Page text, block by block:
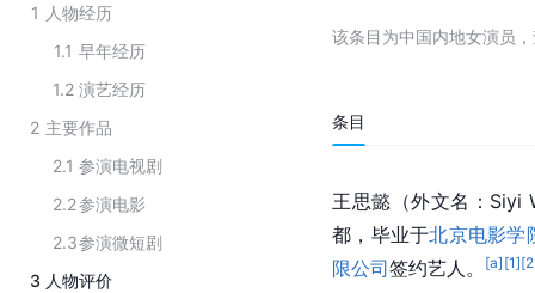
1 人物经历
1.1 早年经历
1.2 演艺经历
2 主要作品
2.1 参演电视剧
2.2参演电影
2.3参演微短剧
3 人物评价
该条目为中国内地女演员 ，
条目
王思懿（外文名：Siyi
都，毕业于北京电影学
限公司签约艺人。 [a] [1][2